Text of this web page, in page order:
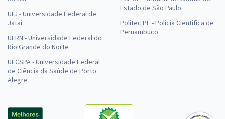
UFJ - Universidade Federal de
Jataí
UFRN - Universidade Federal do
Rio Grande do Norte
UFCSPA - Universidade Federal
de Ciência da Saúde de Porto
Alegre
Estado de São Paulo
Politec PE - Polícia Científica de
Pernambuco